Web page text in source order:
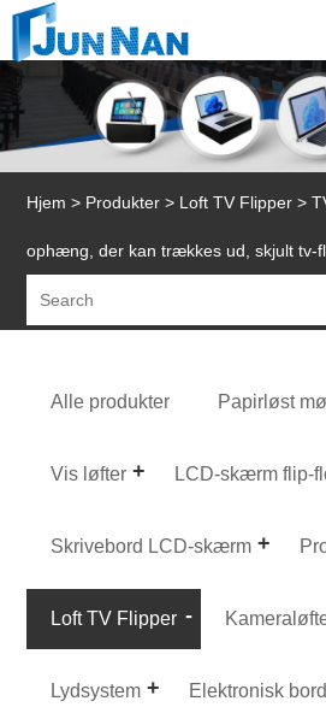
Hjem > Produkter > Loft TV Flipper >
ophæng, der kan trækkes ud, skjult tv-
Alle produkter Papirløst
Vis løfter LCD-skærm flip-
Skrivebord LCD-skærm
Loft TV Flipper
Lydsystem Elektronisk